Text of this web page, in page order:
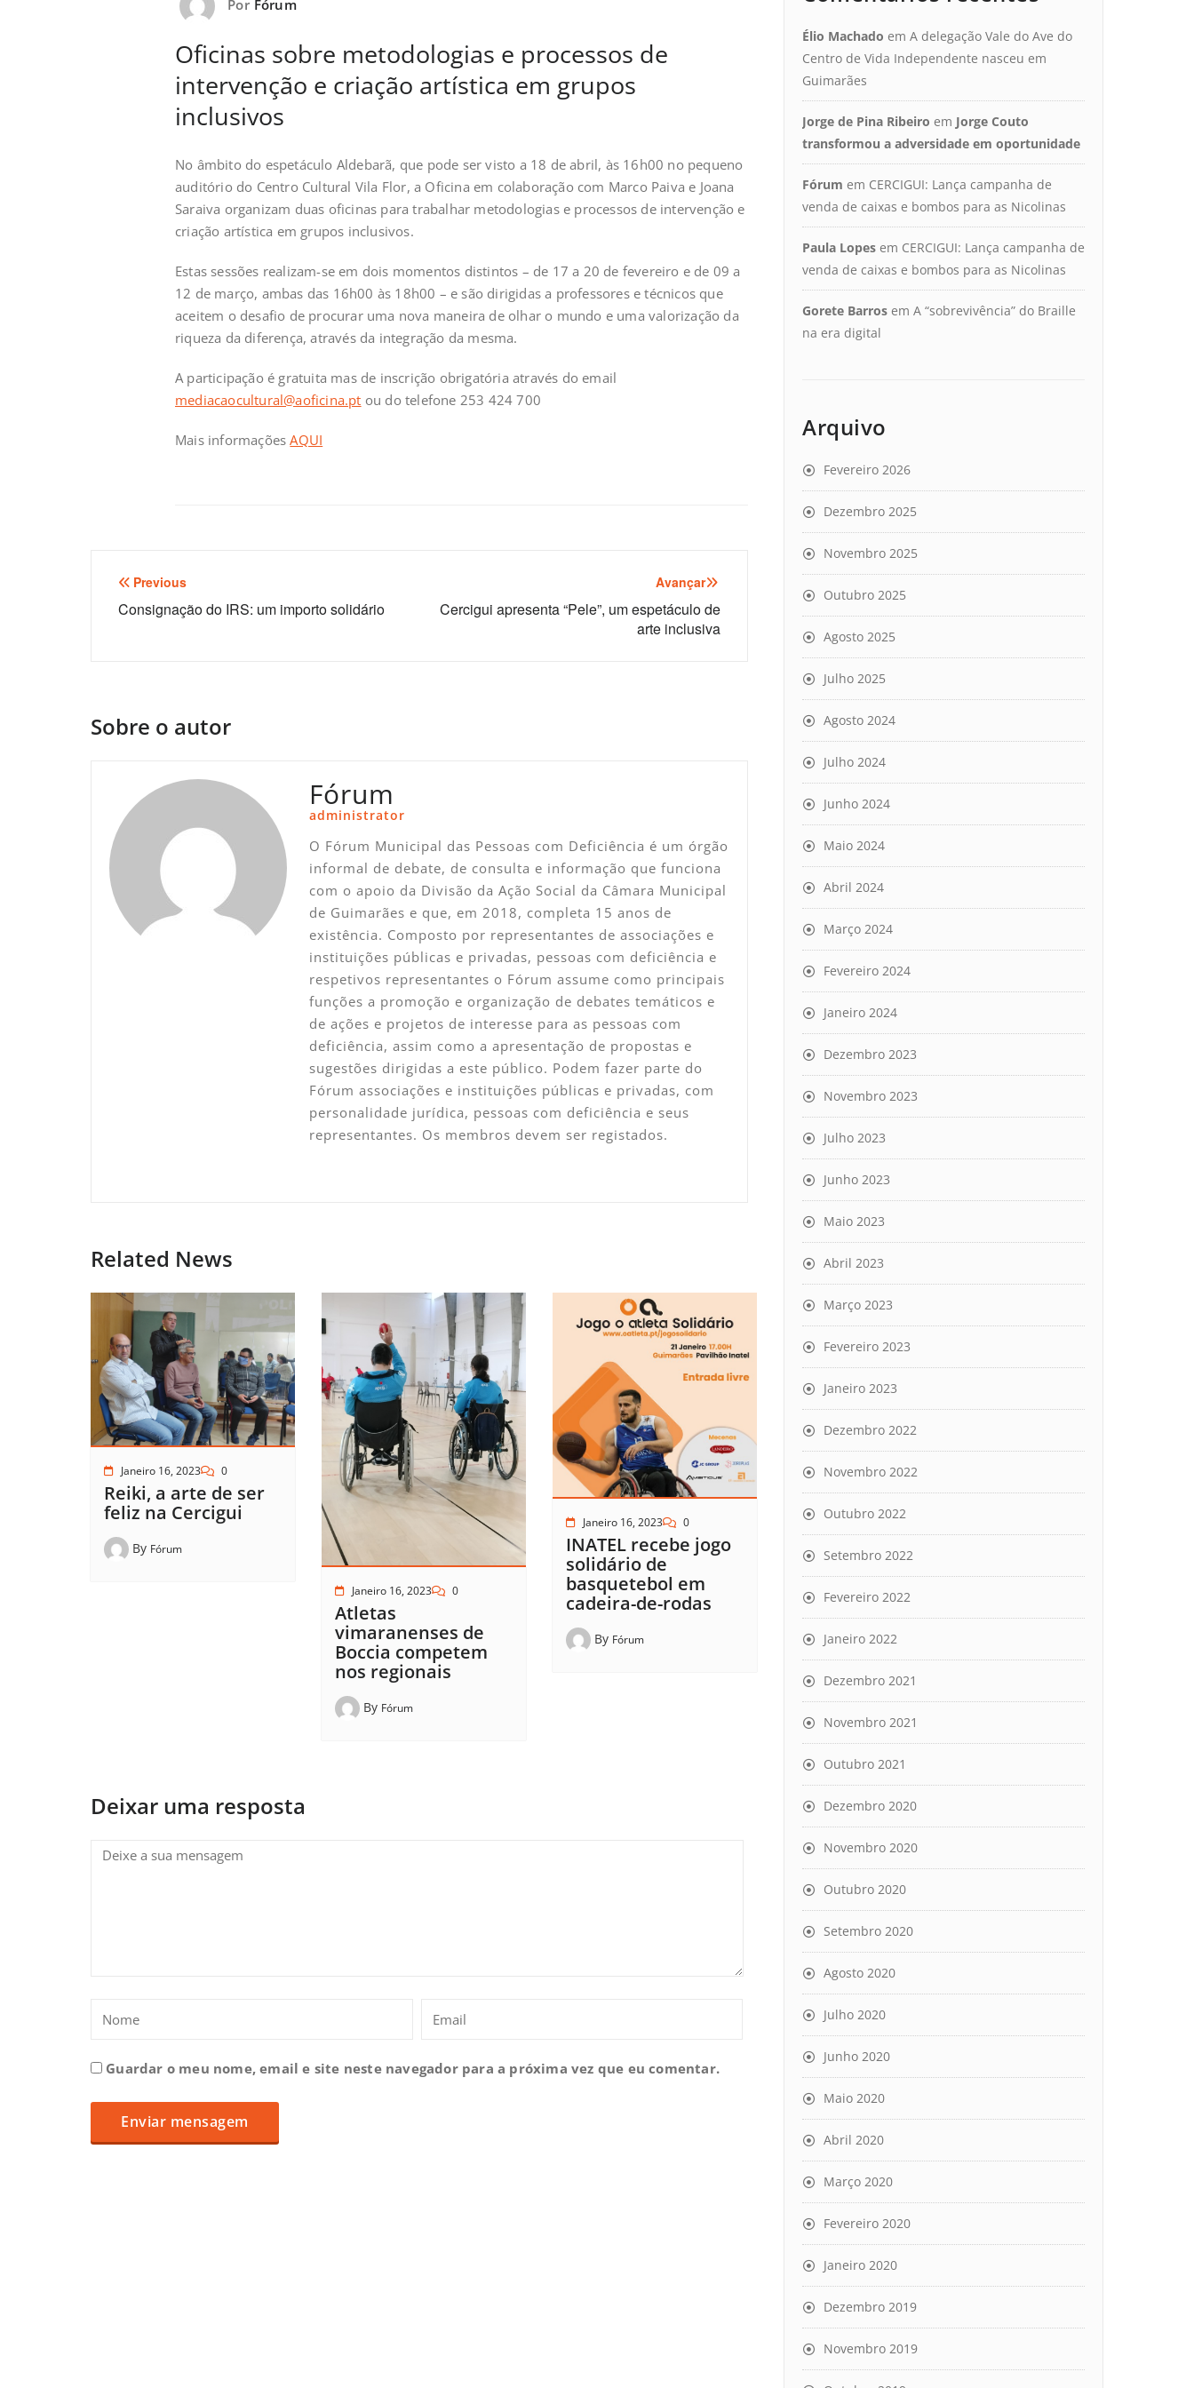
Por Fórum
Oficinas sobre metodologias e processos de
intervenção e criação artística em grupos
inclusivos
No âmbito do espetáculo Aldebarã, que pode ser visto a 18 de abril, às 16h00 no pequeno
auditório do Centro Cultural Vila Flor, a Oficina em colaboração com Marco Paiva e Joana
Saraiva organizam duas oficinas para trabalhar metodologias e processos de intervenção e
criação artística em grupos inclusivos.
Estas sessões realizam-se em dois momentos distintos – de 17 a 20 de fevereiro e de 09 a
12 de março, ambas das 16h00 às 18h00 – e são dirigidas a professores e técnicos que
aceitem o desafio de procurar uma nova maneira de olhar o mundo e uma valorização da
riqueza da diferença, através da integração da mesma.
A participação é gratuita mas de inscrição obrigatória através do email
mediacaocultural@aoficina.pt ou do telefone 253 424 700
Mais informaçõesAQUI
Navegação
de
Previous
Consignação do IRS: um importo solidário
Avançar
Cercigui apresenta “Pele”, um espetáculo de
arte inclusiva
Sobre o autor
Fórum
administrator
O Fórum Municipal das Pessoas com Deficiência é um órgão
informal de debate, de consulta e informação que funciona
com o apoio da Divisão da Ação Social da Câmara Municipal
de Guimarães e que, em 2018, completa 15 anos de
existência. Composto por representantes de associações e
instituições públicas e privadas, pessoas com deficiência e
respetivos representantes o Fórum assume como principais
funções a promoção e organização de debates temáticos e
de ações e projetos de interesse para as pessoas com
deficiência, assim como a apresentação de propostas e
sugestões dirigidas a este público. Podem fazer parte do
Fórum associações e instituições públicas e privadas, com
personalidade jurídica, pessoas com deficiência e seus
representantes. Os membros devem ser registados.
Related News
Janeiro 16, 2023 0
Reiki, a arte de ser
feliz na Cercigui
By Fórum
Janeiro 16, 2023 0
Atletas
vimaranenses de
Boccia competem
nos regionais
By Fórum
Janeiro 16, 2023 0
INATEL recebe jogo
solidário de
basquetebol em
cadeira-de-rodas
By Fórum
Deixar uma resposta
Guardar o meu nome, email e site neste navegador para a próxima vez que eu comentar.
Élio Machado em A delegação Vale do Ave do
Centro de Vida Independente nasceu em
Guimarães
Jorge de Pina Ribeiro em Jorge Couto
transformou a adversidade em oportunidade
Fórum em CERCIGUI: Lança campanha de
venda de caixas e bombos para as Nicolinas
Paula Lopes em CERCIGUI: Lança campanha de
venda de caixas e bombos para as Nicolinas
Gorete Barros em A “sobrevivência” do Braille
na era digital
Arquivo
Fevereiro 2026
Dezembro 2025
Novembro 2025
Outubro 2025
Agosto 2025
Julho 2025
Agosto 2024
Julho 2024
Junho 2024
Maio 2024
Abril 2024
Março 2024
Fevereiro 2024
Janeiro 2024
Dezembro 2023
Novembro 2023
Julho 2023
Junho 2023
Maio 2023
Abril 2023
Março 2023
Fevereiro 2023
Janeiro 2023
Dezembro 2022
Novembro 2022
Outubro 2022
Setembro 2022
Fevereiro 2022
Janeiro 2022
Dezembro 2021
Novembro 2021
Outubro 2021
Dezembro 2020
Novembro 2020
Outubro 2020
Setembro 2020
Agosto 2020
Julho 2020
Junho 2020
Maio 2020
Abril 2020
Março 2020
Fevereiro 2020
Janeiro 2020
Dezembro 2019
Novembro 2019